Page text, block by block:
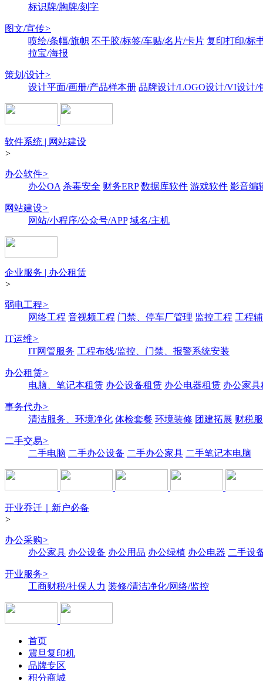
标识牌/胸牌/刻字
图文/宣传>
喷绘/条幅/旗帜 不干胶/标签/车贴/名片/卡片 复印打印/标
拉宝/海报
策划/设计>
设计平面/画册/产品样本册 品牌设计/LOGO设计/VI设计/
软件系统 | 网站建设
>
办公软件>
办公OA 杀毒安全 财务ERP 数据库软件 游戏软件 影音编
网站建设>
网站/小程序/公众号/APP 域名/主机
企业服务 | 办公租赁
>
弱电工程>
网络工程 音视频工程 门禁、停车厂管理 监控工程 工程
IT运维>
IT网管服务 工程布线/监控、门禁、报警系统安装
办公租赁>
电脑、笔记本租赁 办公设备租赁 办公电器租赁 办公家具
事务代办>
清洁服务、环境净化 体检套餐 环境装修 团建拓展 财税
二手交易>
二手电脑 二手办公设备 二手办公家具 二手笔记本电脑
开业乔迁｜新户必备
>
办公采购>
办公家具 办公设备 办公用品 办公绿植 办公电器 二手设
开业服务>
工商财税/社保人力 装修/清洁净化/网络/监控
首页
震旦复印机
品牌专区
积分商城